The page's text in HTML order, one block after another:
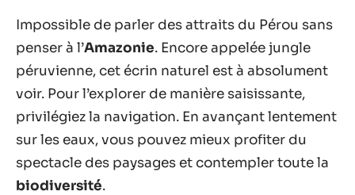
Impossible de parler des attraits du Pérou sans
penser à l’Amazonie. Encore appelée jungle
péruvienne, cet écrin naturel est à absolument
voir. Pour l’explorer de manière saisissante,
privilégiez la navigation. En avançant lentement
sur les eaux, vous pouvez mieux profiter du
spectacle des paysages et contempler toute la
biodiversité.